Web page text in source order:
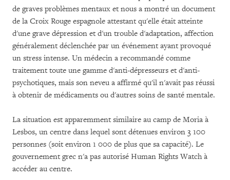
de graves problèmes mentaux et nous a montré un document
de la Croix Rouge espagnole attestant qu'elle était atteinte
d'une grave dépression et d'un trouble d'adaptation, affection
généralement déclenchée par un événement ayant provoqué
un stress intense. Un médecin a recommandé comme
traitement toute une gamme d'anti-dépresseurs et d'anti-
psychotiques, mais son neveu a affirmé qu'il n'avait pas réussi
à obtenir de médicaments ou d'autres soins de santé mentale.
La situation est apparemment similaire au camp de Moria à
Lesbos, un centre dans lequel sont détenues environ 3 100
personnes (soit environ 1 000 de plus que sa capacité). Le
gouvernement grec n'a pas autorisé Human Rights Watch à
accéder au centre.